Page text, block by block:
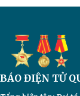
BÁO ĐIỆN TỬ